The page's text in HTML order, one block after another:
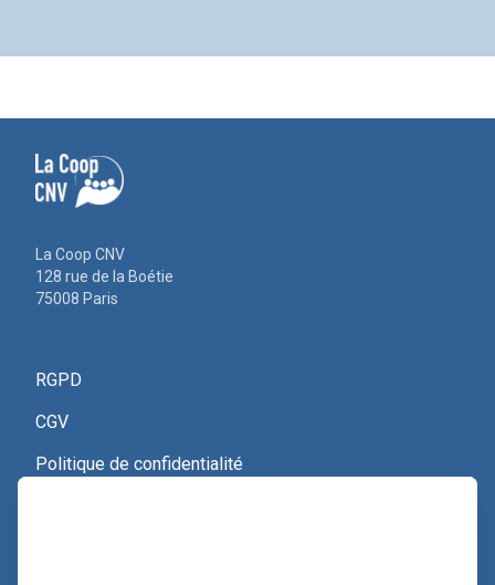
La Coop CNV
128 rue de la Boétie
75008 Paris
RGPD
CGV
Politique de confidentialité